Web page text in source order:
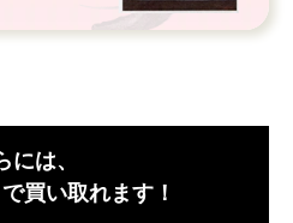
には、
買い取れます！